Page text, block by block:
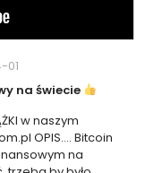
01
na świecie
w naszym
OPIS…. Bitcoin
na